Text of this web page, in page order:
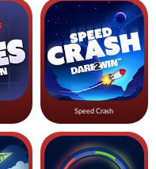
Speed Crash